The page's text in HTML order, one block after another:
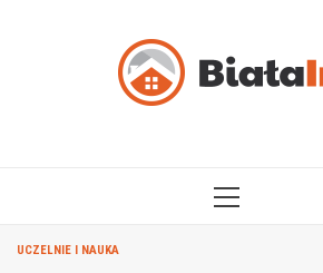
PRIMARY
UCZELNIE I NAUKA